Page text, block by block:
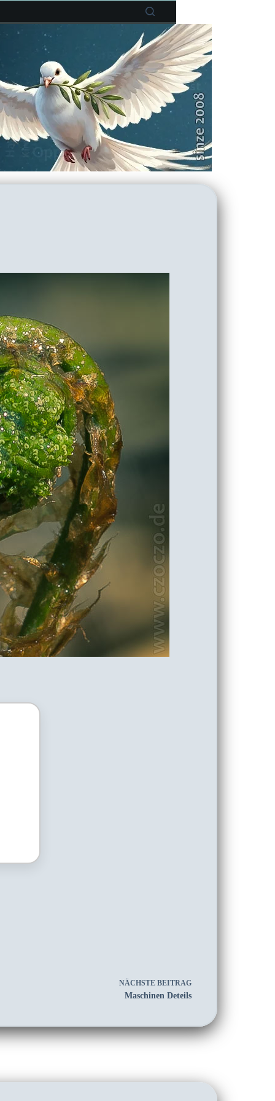
NÄCHSTEBEITRAG
Maschinen Deteils